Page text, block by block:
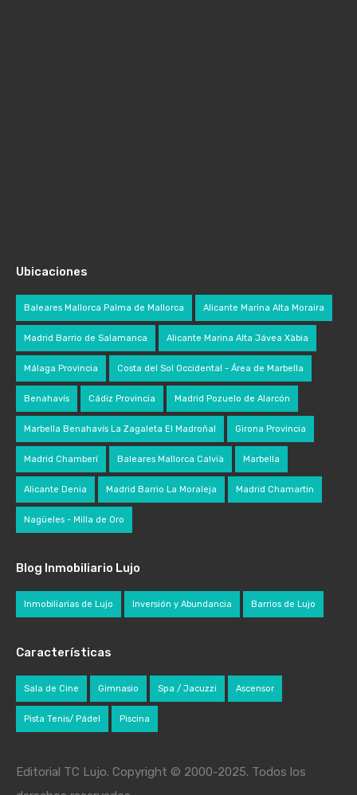
Ubicaciones
Baleares Mallorca Palma de Mallorca Alicante Marina Alta Moraira
Madrid Barrio de Salamanca Alicante Marina Alta Jávea Xàbia
Málaga Provincia Costa del Sol Occidental - Área de Marbella
Benahavís Cádiz Provincia Madrid Pozuelo de Alarcón
Marbella Benahavís La Zagaleta El Madroñal Girona Provincia
Madrid Chamberí Baleares Mallorca Calvià Marbella
Alicante Denia Madrid Barrio La Moraleja Madrid Chamartin
Nagüeles - Milla de Oro
Blog Inmobiliario Lujo
Inmobiliarias de Lujo Inversión y Abundancia Barrios de Lujo
Características
Sala de Cine Gimnasio Spa / Jacuzzi Ascensor
Pista Tenis/ Pádel Piscina
Editorial TC Lujo. Copyright © 2000-2025. Todos los